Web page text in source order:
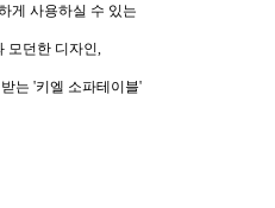
게 사용하실 수 있는
모던한 디자인,
는 '키엘 소파테이블'